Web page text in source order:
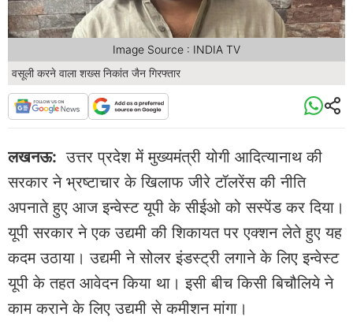
वसूली करने वाला शख्स निकांत जैन गिरफ्तार
Image Source : INDIA TV
लखनऊ: उत्तर प्रदेश में मुख्यमंत्री योगी आदित्यानाथ की
सरकार ने भ्रष्टाचार के खिलाफ जीरे टॉलरेंस की नीति
अपनाते हुए आज इन्वेस्ट यूपी के सीईओ को सस्पेंड कर दिया।
यूपी सरकार ने एक उद्यमी की शिकायत पर एक्शन लेते हुए यह
कदम उठाया। उद्यमी ने सोलर इंडस्ट्री लगाने के लिए इन्वेस्ट
यूपी के तहत आवेदन किया था। इसी बीच किसी बिचौलिये ने
काम कराने के लिए उद्यमी से कमीशन मांगा।